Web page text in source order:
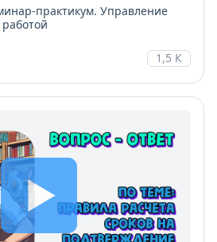
практикум. Управление
1,5 К